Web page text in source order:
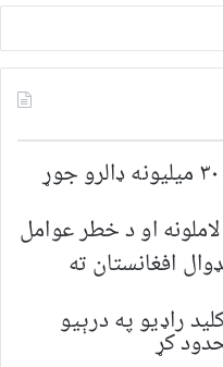
سرپل کې د تېلو چاڼځای په ۳۰ میلیونه ډالرو جوړ
او د خطر عوامل
۲۲۲۱ افغان کډوال افغانستان ته
راډیو په درېیو
کړ